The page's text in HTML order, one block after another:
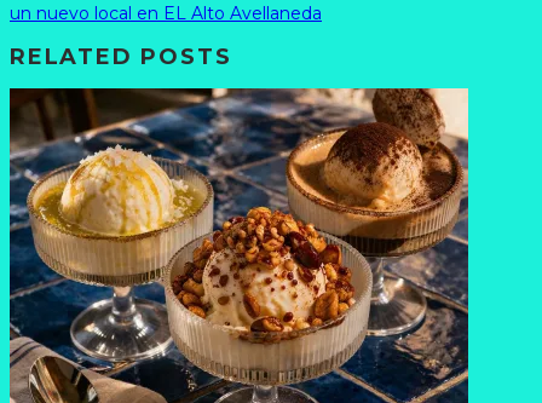
un nuevo local en EL Alto Avellaneda
RELATED POSTS